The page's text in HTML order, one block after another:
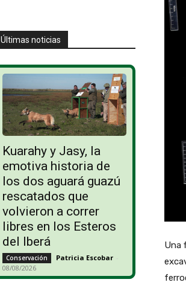
Últimas noticias
Kuarahy y Jasy, la
emotiva historia de
los dos aguará guazú
rescatados que
volvieron a correr
libres en los Esteros
del Iberá
Conservación Patricia Escobar -
08/08/2026
Una